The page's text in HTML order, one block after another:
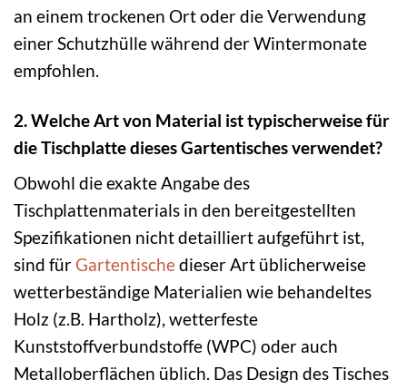
an einem trockenen Ort oder die Verwendung
einer Schutzhülle während der Wintermonate
empfohlen.
2. Welche Art von Material ist typischerweise für
die Tischplatte dieses Gartentisches verwendet?
Obwohl die exakte Angabe des
Tischplattenmaterials in den bereitgestellten
Spezifikationen nicht detailliert aufgeführt ist,
sind für Gartentischedieser Art üblicherweise
wetterbeständige Materialien wie behandeltes
Holz (z.B. Hartholz), wetterfeste
Kunststoffverbundstoffe (WPC) oder auch
Metalloberflächen üblich. Das Design des Tisches